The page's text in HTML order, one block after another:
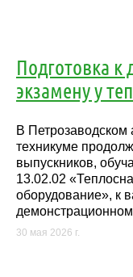
Подготовка
экзамену у
В Петрозаводском
техникуме
выпускников,
13.02.02
оборудование», к
30 мая 2026 г.